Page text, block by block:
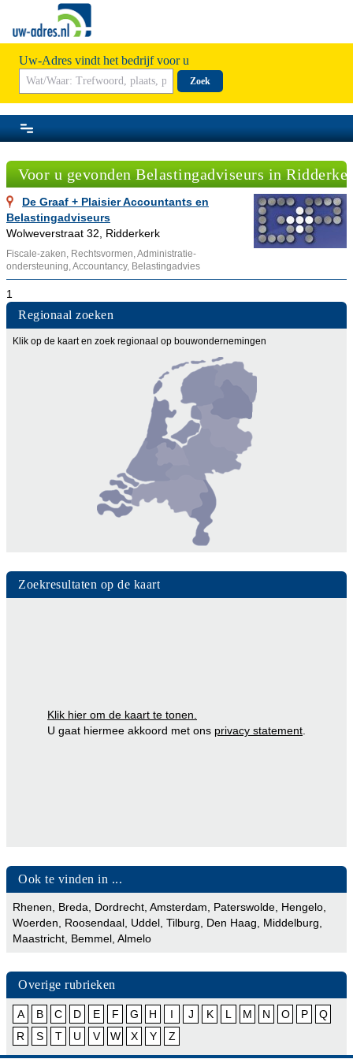
Uw-Adres vindt het bedrijf voor u
Zoek
Voor u gevonden Belastingadviseurs in
De Graaf + Plaisier Accountants en
Belastingadviseurs
Wolweverstraat 32, Ridderkerk
Fiscale-zaken, Rechtsvormen, Administratie-
ondersteuning, Accountancy, Belastingadvies
1
Regionaal zoeken
Klik op de kaart en zoek regionaal op bouwondernemingen
Zoekresultaten op de kaart
Klik hier om de kaart te tonen.
U gaat hiermee akkoord met ons privacy statement
Ook te vinden in ...
Rhenen Breda Dordrecht Amsterdam Paterswolde Hengelo
Woerden
Roosendaal Uddel Tilburg Den Haag Middelburg
Maastricht Bemmel Almelo
Overige rubrieken
A B C D E F G H I J K L M N O P
Q
R
S T U V W X Y Z